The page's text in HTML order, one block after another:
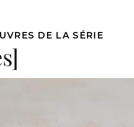
DE LA SÉRIE